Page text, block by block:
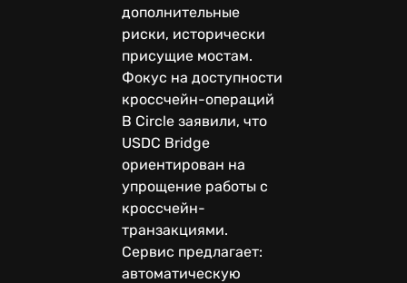
дополнительные
риски, исторически
присущие мостам.
Фокус на доступности
кроссчейн-операций
В Circle заявили, что
USDC Bridge
ориентирован на
упрощение работы с
кроссчейн-
транзакциями.
Сервис предлагает:
автоматическую